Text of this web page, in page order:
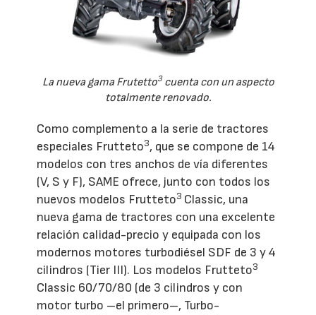
La nueva gama Frutetto3cuenta con un aspecto
totalmente renovado.
Como complemento a la serie de tractores
especiales Frutteto3, que se compone de 14
modelos con tres anchos de vía diferentes
(V, S y F), SAME ofrece, junto con todos los
nuevos modelos Frutteto3 Classic, una
nueva gama de tractores con una excelente
relación calidad-precio y equipada con los
modernos motores turbodiésel SDF de 3 y 4
cilindros (Tier III). Los modelos Frutteto3
Classic 60/70/80 (de 3 cilindros y con
motor turbo –el primero–, Turbo-